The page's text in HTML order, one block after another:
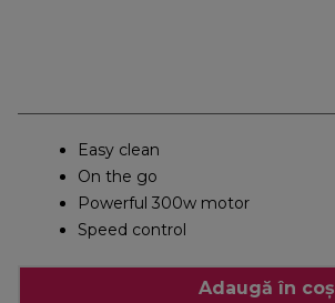
Easy clean
On the go
Powerful 300w motor
Speed control
Adaugă în coș